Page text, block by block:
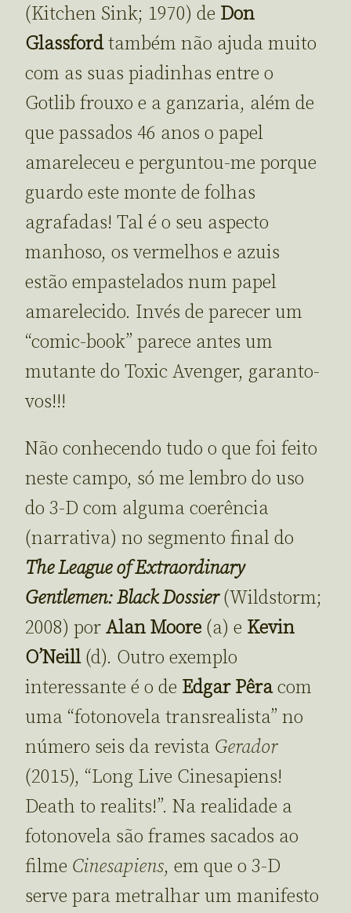
(Kitchen Sink; 1970) de Don
Glassfordtambém não ajuda muito
com as suas piadinhas entre o
Gotlib frouxo e a ganzaria, além de
que passados 46 anos o papel
amareleceu e perguntou-me porque
guardo este monte de folhas
agrafadas! Tal é o seu aspecto
manhoso, os vermelhos e azuis
estão empastelados num papel
amarelecido. Invés de parecer um
“comic-book” parece antes um
mutante do Toxic Avenger, garanto-
vos!!!
Não conhecendo tudo o que foi feito
neste campo, só me lembro do uso
do 3-D com alguma coerência
(narrativa) no segmento final do
The League of Extraordinary
Gentlemen: Black Dossier(Wildstorm;
2008) por Alan Moore (a) e Kevin
O’Neill(d). Outro exemplo
interessante é o de Edgar Pêracom
uma “fotonovela transrealista” no
número seis da revista Gerador
(2015), “Long Live Cinesapiens!
Death to realits!”. Na realidade a
fotonovela são frames sacados ao
filme Cinesapiens, em que o 3-D
serve para metralhar um manifesto